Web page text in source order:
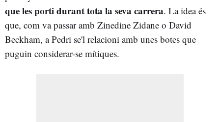
que les porti durant tota la seva carrera. La idea és
que, com va passar amb Zinedine Zidane o David
Beckham, a Pedri se'l relacioni amb unes botes que
puguin considerar-se mítiques.